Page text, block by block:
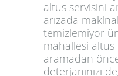
altus servisini
arızada
temizlemiyor
mahallesi altus
aramadan
deterjanınızı